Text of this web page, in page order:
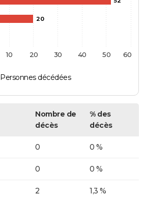
20
Personnes décédées
10 20 30 40 50 60
Nombre de
décès
% des
décès
0 0 %
0 0 %
2 1,3 %